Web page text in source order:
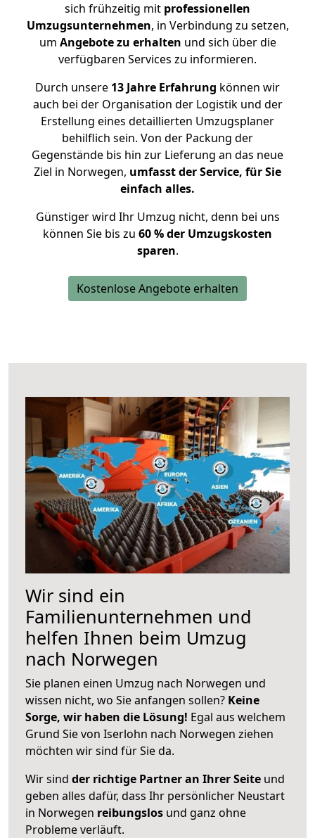
sich frühzeitig mit professionellen
Umzugsunternehmen, in Verbindung zu setzen,
um Angebote zu erhalten und sich über die
verfügbaren Services zu informieren.
Durch unsere 13 Jahre Erfahrung können wir
auch bei der Organisation der Logistik und der
Erstellung eines detaillierten Umzugsplaner
behilflich sein. Von der Packung der
Gegenstände bis hin zur Lieferung an das neue
Ziel in Norwegen, umfasst der Service, für Sie
einfach alles.
Günstiger wird Ihr Umzug nicht, denn bei uns
können Sie bis zu 60 % der Umzugskosten
sparen.
Kostenlose Angebote erhalten
Wir sind ein
Familienunternehmen und
helfen Ihnen beim Umzug
nach Norwegen
Sie planen einen Umzug nach Norwegen und
wissen nicht, wo Sie anfangen sollen? Keine
Sorge, wir haben die Lösung! Egal aus welchem
Grund Sie von Iserlohn nach Norwegen ziehen
möchten wir sind für Sie da.
Wir sind der richtige Partner an Ihrer Seite und
geben alles dafür, dass Ihr persönlicher Neustart
in Norwegen reibungslos und ganz ohne
Probleme verläuft.